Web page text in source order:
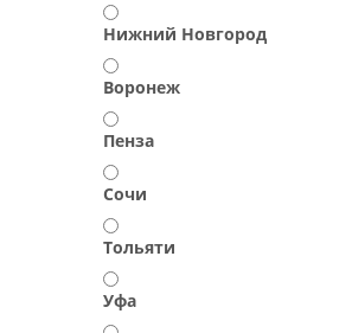
Нижний Новгород
Воронеж
Пенза
Сочи
Тольяти
Уфа